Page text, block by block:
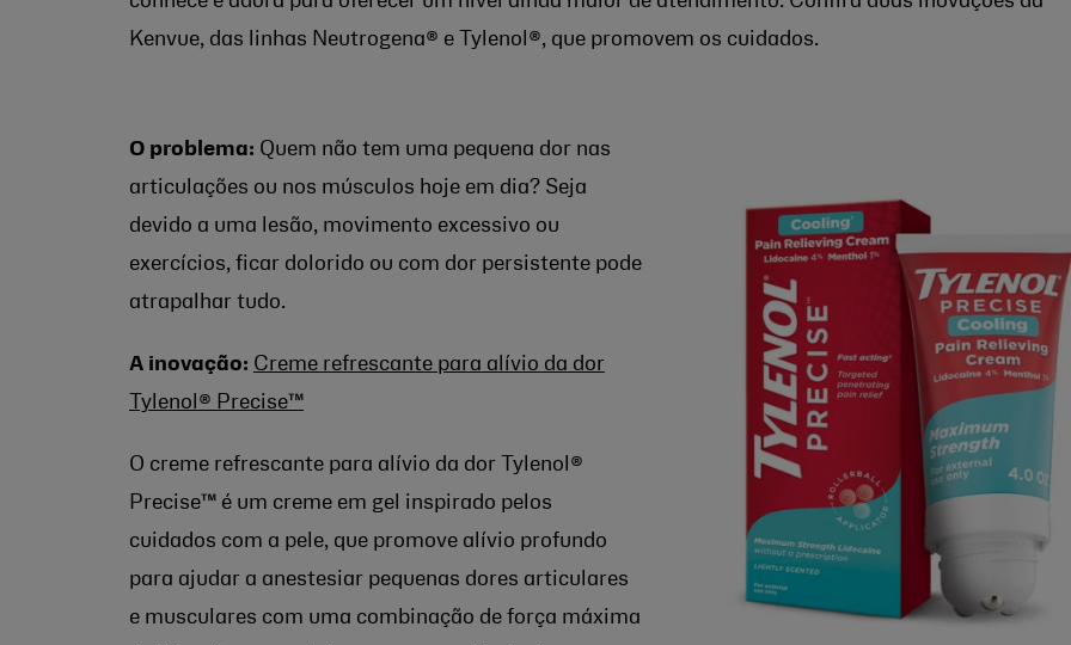
Kenvue, das linhas Neutrogena® e Tylenol®, que promovem os cuidados.
O problema: Quem não tem uma pequena dor nas
articulações ou nos músculos hoje em dia? Seja
devido a uma lesão, movimento excessivo ou
exercícios, ficar dolorido ou com dor persistente pode
atrapalhar tudo.
A inovação: Creme refrescante para alívio da dor
Tylenol® Precise™
O creme refrescante para alívio da dor Tylenol®
Precise™ é um creme em gel inspirado pelos
cuidados com a pele, que promove alívio profundo
para ajudar a anestesiar pequenas dores articulares
e musculares com uma combinação de força máxima